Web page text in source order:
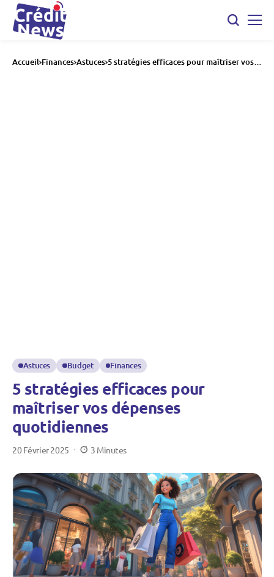
Accueil Finances Astuces 5 stratégies efficaces pour maîtriser vos
dépenses quotidiennes
Astuces Budget Finances
5 stratégies efficaces pour
maîtriser vos dépenses
quotidiennes
20 Février 2025 3 Minutes